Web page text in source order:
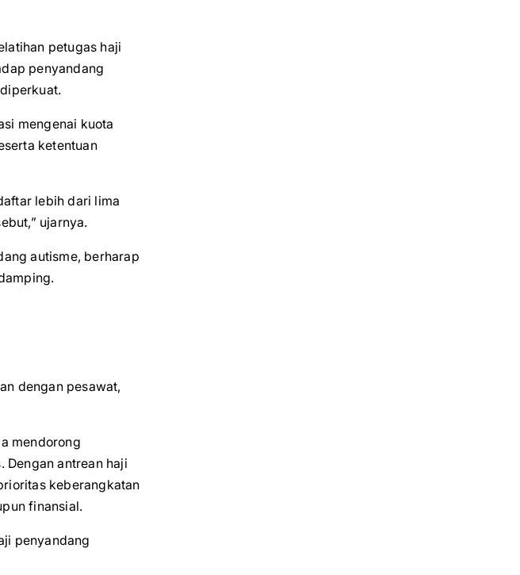
petugas haji
penyandang
mengenai kuota
ketentuan
lebih dari lima
ujarnya.
autisme, berharap
dengan pesawat,
mendorong
Dengan antrean haji
keberangkatan
finansial.
penyandang